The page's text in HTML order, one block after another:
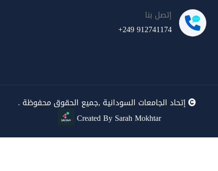
إتصل بنا
+249 912741174
إتحاد الجامعات السودانية ,جميع الحقوق محفوظة .
Created By Sarah Mokhtar